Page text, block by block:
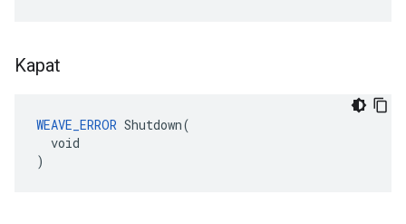
Kapat
WEAVE_ERROR Shutdown(
  void
)